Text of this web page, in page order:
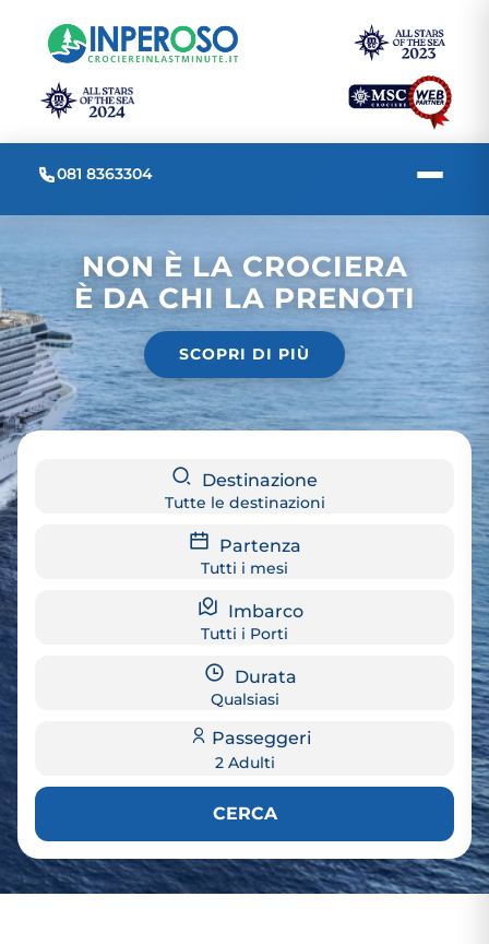
081 8363304
NON È LA CROCIERA
È DA CHI LA PRENOTI
SCOPRI DI PIÙ
Destinazione
Tutte le destinazioni
Partenza
Tutti i mesi
Imbarco
Tutti i Porti
Durata
Qualsiasi
Passeggeri
2 Adulti
CERCA